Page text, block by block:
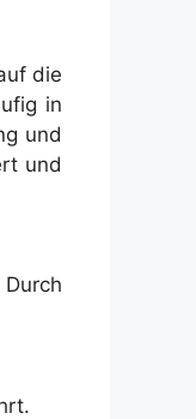
die
in
und
und